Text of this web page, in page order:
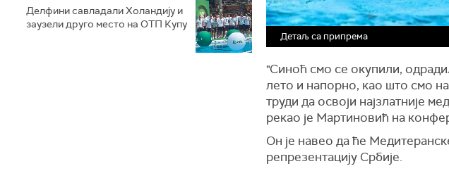
Делфини савладали Холандију и
заузели друго место на ОТП Купу
Детаљ са припрема
"Синоћ смо се окупили,
лето и напорно, као што смо
труди да освоји најзлатније
рекао је Мартиновић на
Он је навео да ће
репрезентацију Србије.